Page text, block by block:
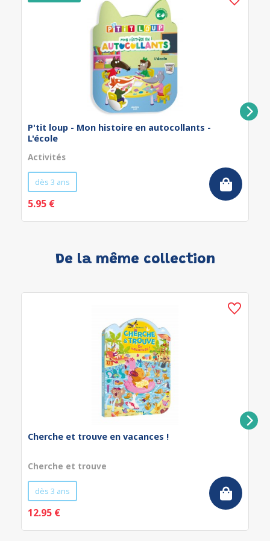
P'tit loup - Mon histoire en autocollants -
L'école
Activités
dès 3 ans
5.95 €
De la même collection
Cherche et trouve en vacances !
Cherche et trouve
dès 3 ans
12.95 €